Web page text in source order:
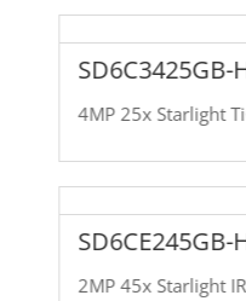
SD6C3425GB-
4MP 25x Starlight
SD6CE245GB-
2MP 45x Starlight